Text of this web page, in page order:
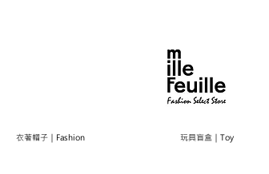
衣著帽子｜Fashion 玩具盲盒｜Toy